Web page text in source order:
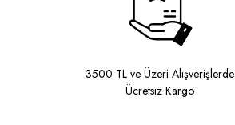
3500 TL ve Üzeri Alışverişlerde
Ücretsiz Kargo